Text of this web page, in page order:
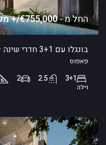
החל מ -€755,000/+ מע"מ
בונגלו עם 3+1 חדרי שינה – פאפוס, Sea Caves
פאפוס
3+1
2.5
2
וילה